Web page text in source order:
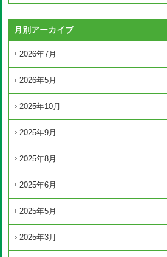
月別アーカイブ
2026年7月
2026年5月
2025年10月
2025年9月
2025年8月
2025年6月
2025年5月
2025年3月